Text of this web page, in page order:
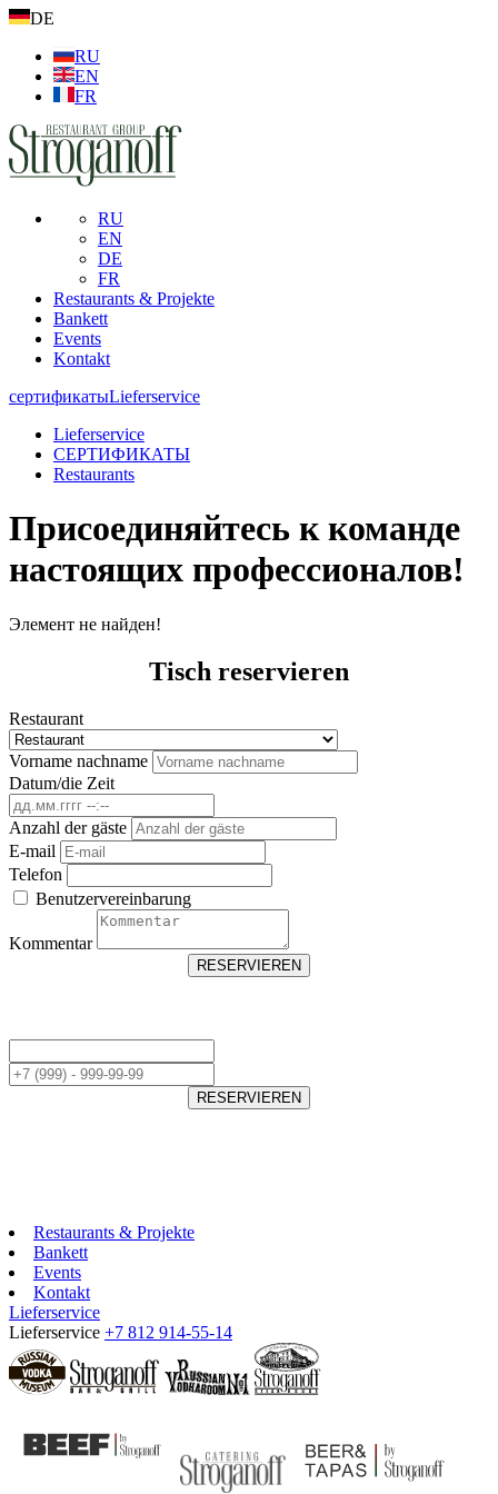
DE
RU
EN
FR
RU
EN
DE
FR
Restaurants & Projekte
Bankett
Events
Kontakt
сертификатыLieferservice
Lieferservice
СЕРТИФИКАТЫ
Restaurants
Присоединяйтесь к команде
настоящих профессионалов!
Элемент не найден!
Tisch reservieren
Restaurant
Vorname nachname
Datum/die Zeit
Anzahl der gäste
E-mail
Telefon
Benutzervereinbarung
Kommentar
RESERVIEREN
RESERVIEREN
Restaurants & Projekte
Bankett
Events
Kontakt
Lieferservice
Lieferservice +7 812 914-55-14